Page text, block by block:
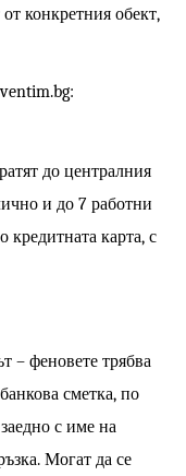
конкретния обект,
до централния
и до 7 работни
кредитната карта, с
– феновете трябва
сметка, по
с име на
Могат да се